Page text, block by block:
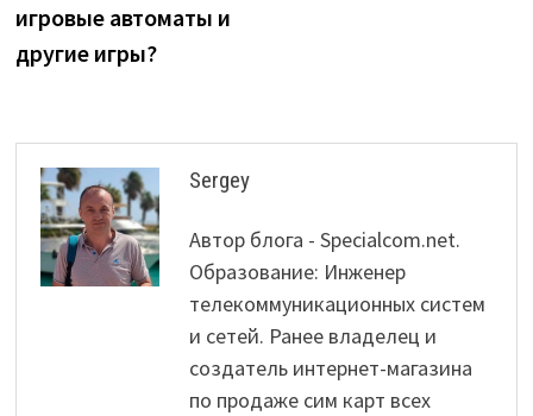
игровые автоматы и
другие игры?
Sergey
Автор блога - Specialcom.net.
Образование: Инженер
телекоммуникационных систем
и сетей. Ранее владелец и
создатель интернет-магазина
по продаже сим карт всех